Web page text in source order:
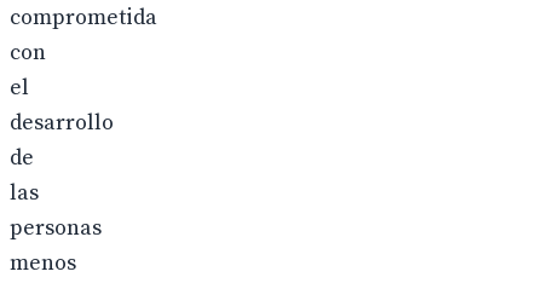
comprometida
con
el
desarrollo
de
las
personas
menos